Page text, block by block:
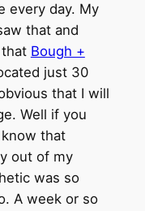
every day. My
that and
Bough +
just 30
that I will
Well if you
that
out of my
was so
A week or so